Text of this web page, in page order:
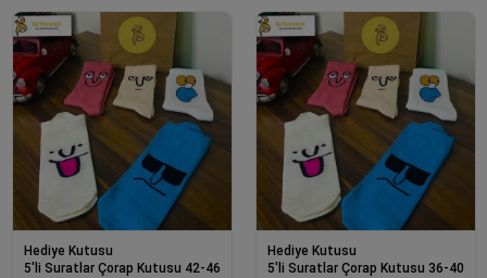
Hediye Kutusu
5'li Suratlar Çorap Kutusu 42-46
Hediye Kutusu
5'li Suratlar Çorap Kutusu 36-40